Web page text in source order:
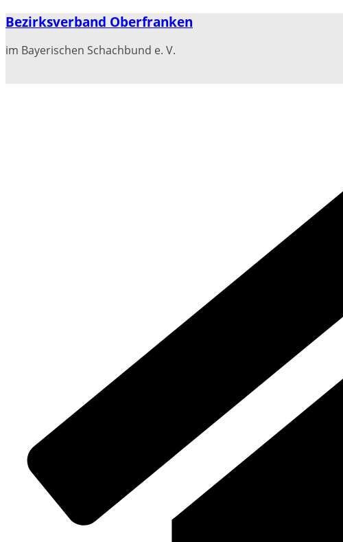
Zum
springen
Bezirksverband Oberfranken
im Bayerischen Schachbund e. V.